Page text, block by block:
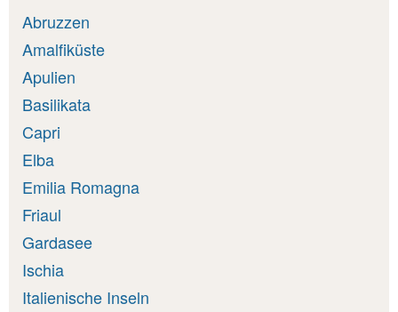
Abruzzen
Amalfiküste
Apulien
Basilikata
Capri
Elba
Emilia Romagna
Friaul
Gardasee
Ischia
Italienische Inseln